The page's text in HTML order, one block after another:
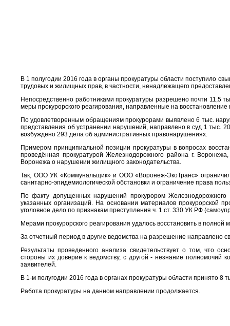
В 1 полугодии 2016 года в органы прокуратуры области поступило
трудовых и жилищных прав, в частности, ненадлежащего
Непосредственно работниками прокуратуры разрешено почти 11,5
меры прокурорского реагирования, направленные на
По удовлетворенным обращениям прокурорами выявлено 6 тыс.
представления об устранении нарушений, направлено в суд 1 тыс.
возбуждено 293 дела об административных правонарушениях.
Примером принципиальной позиции прокуратуры в вопросах
проведённая прокуратурой Железнодорожного района г.
Воронежа о нарушении жилищного законодательства.
Так, ООО УК «Коммунальщик» и ООО «Воронеж-ЭкоТранс»
санитарно-эпидемиологической обстановки и ограничение права
По факту допущенных нарушений прокурором Железнодорожного
указанных организаций. На основании материалов
уголовное дело по признакам преступления ч. 1 ст. 330 УК РФ
Мерами прокурорского реагирования удалось восстановить в
За отчетный период в другие ведомства на разрешение направлено
Результаты проведенного анализа свидетельствует о том, что
стороны их доверие к ведомству, с другой - незнание полномочий
заявителей.
В 1-м полугодии 2016 года в органах прокуратуры области принято 8
Работа прокуратуры на данном направлении продолжается.